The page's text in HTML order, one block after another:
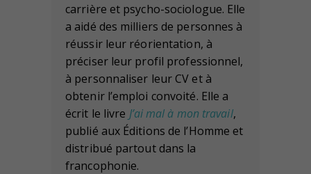
carrière et psycho-sociologue. Elle
a aidé des milliers de personnes à
réussir leur réorientation, à
préciser leur profil professionnel,
à personnaliser leur CV et à
obtenir l’emploi convoité. Elle a
écrit le livre J’ai mal à mon travail,
publié aux Éditions de l’Homme et
distribué partout dans la
francophonie.